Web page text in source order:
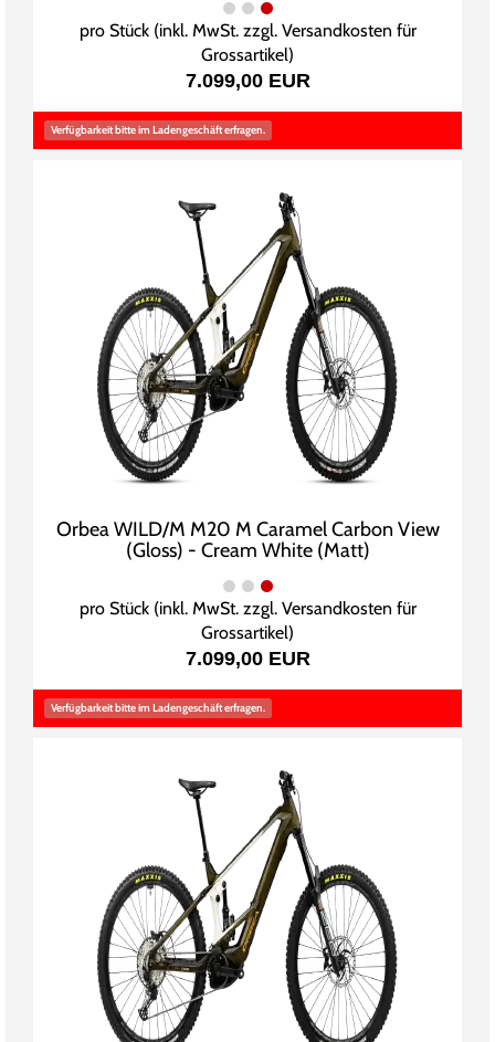
pro Stück (inkl. MwSt. zzgl. Versandkosten für
Grossartikel)
7.099,00 EUR
Verfügbarkeit bitte im Ladengeschäft erfragen.
Orbea WILD/M M20 M Caramel Carbon View
(Gloss) - Cream White (Matt)
pro Stück (inkl. MwSt. zzgl. Versandkosten für
Grossartikel)
7.099,00 EUR
Verfügbarkeit bitte im Ladengeschäft erfragen.